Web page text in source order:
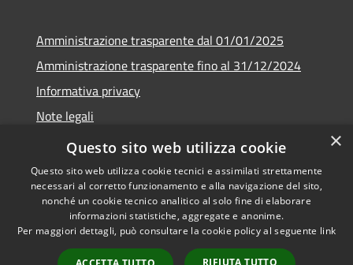
Amministrazione trasparente dal 01/01/2025
Amministrazione trasparente fino al 31/12/2024
Informativa privacy
Note legali
Dichiarazione di accessibilità
Accessibilità
Copyright © 2026 • Comune di
Gabbioneta-Binanuova •
Powered byMunicipium
×
Questo sito web utilizza cookie
Questo sito web utilizza cookie tecnici e assimilati strettamente
necessari al corretto funzionamento e alla navigazione del sito,
nonché un cookie tecnico analitico al solo fine di elaborare
informazioni statistiche, aggregate e anonime.
Per maggiori dettagli, può consultare la cookie policy al seguente link
RIFIUTA TUTTO